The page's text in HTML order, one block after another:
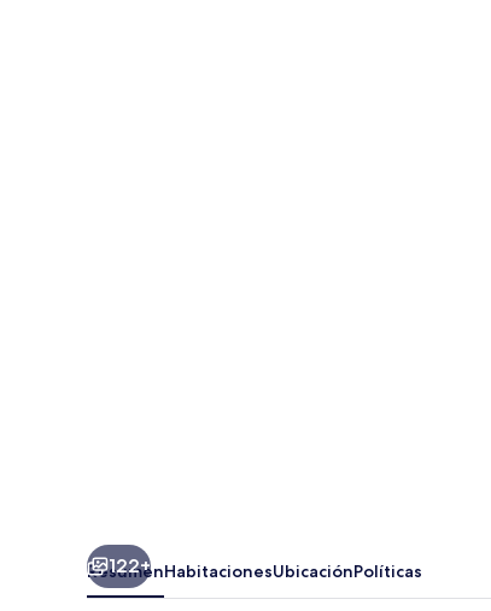
122+
ResumenHabitacionesUbicaciónPolíticas